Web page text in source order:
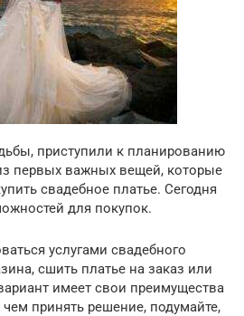
приступили к планированию
первых важных вещей, которые
свадебное платье. Сегодня
для покупок.
услугами свадебного
сшить платье на заказ или
имеет свои преимущества
принять решение, подумайте,